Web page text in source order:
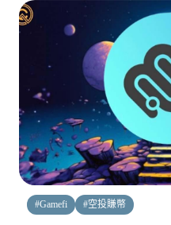
#Gamefi #空投賺幣